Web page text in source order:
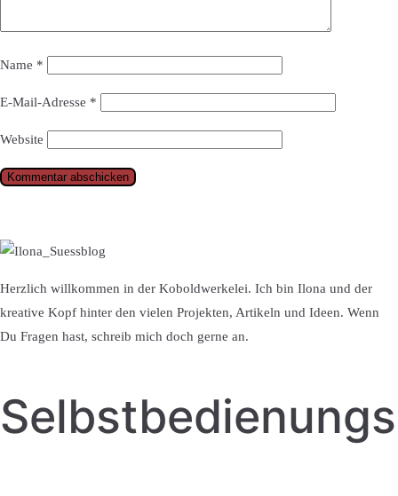
Name *
E-Mail-Adresse *
Website
Herzlich willkommen in der Koboldwerkelei. Ich bin Ilona und der
kreative Kopf hinter den vielen Projekten, Artikeln und Ideen. Wenn
Du Fragen hast, schreib mich doch gerne an.